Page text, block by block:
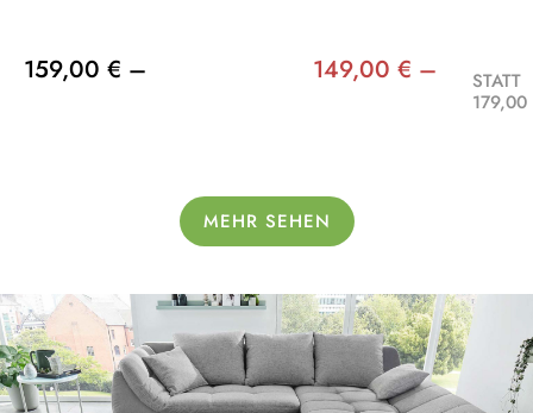
159,00 € – 149,00 € –
STATT
MEHR SEHEN